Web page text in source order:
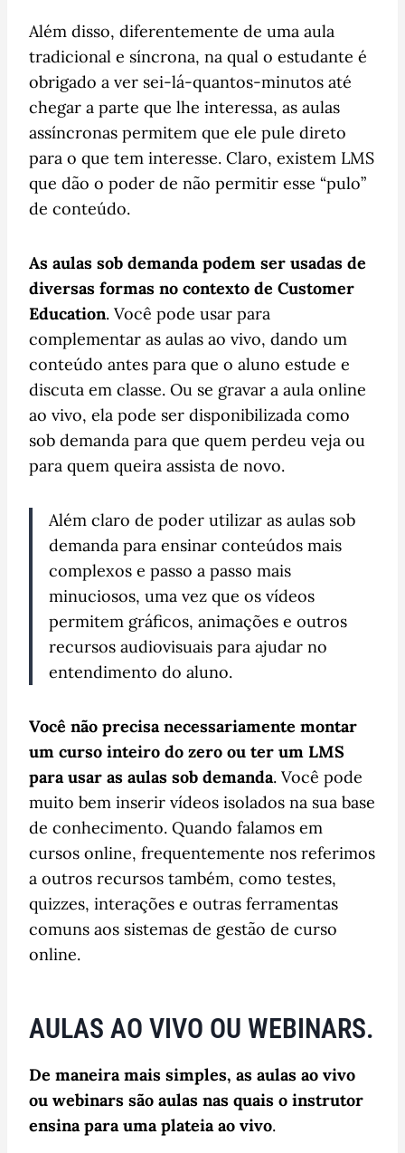
Além disso, diferentemente de uma aula
tradicional e síncrona, na qual o estudante é
obrigado a ver sei-lá-quantos-minutos até
chegar a parte que lhe interessa, as aulas
assíncronas permitem que ele pule direto
para o que tem interesse. Claro, existem LMS
que dão o poder de não permitir esse “pulo”
de conteúdo.
As aulas sob demanda podem ser usadas de
diversas formas no contexto de Customer
Education. Você pode usar para
complementar as aulas ao vivo, dando um
conteúdo antes para que o aluno estude e
discuta em classe. Ou se gravar a aula online
ao vivo, ela pode ser disponibilizada como
sob demanda para que quem perdeu veja ou
para quem queira assista de novo.
Além claro de poder utilizar as aulas sob
demanda para ensinar conteúdos mais
complexos e passo a passo mais
minuciosos, uma vez que os vídeos
permitem gráficos, animações e outros
recursos audiovisuais para ajudar no
entendimento do aluno.
Você não precisa necessariamente montar
um curso inteiro do zero ou ter um LMS
para usar as aulas sob demanda. Você pode
muito bem inserir vídeos isolados na sua base
de conhecimento. Quando falamos em
cursos online, frequentemente nos referimos
a outros recursos também, como testes,
quizzes, interações e outras ferramentas
comuns aos sistemas de gestão de curso
online.
AULAS AO VIVO OU WEBINARS.
De maneira mais simples, as aulas ao vivo
ou webinars são aulas nas quais o instrutor
ensina para uma plateia ao vivo.